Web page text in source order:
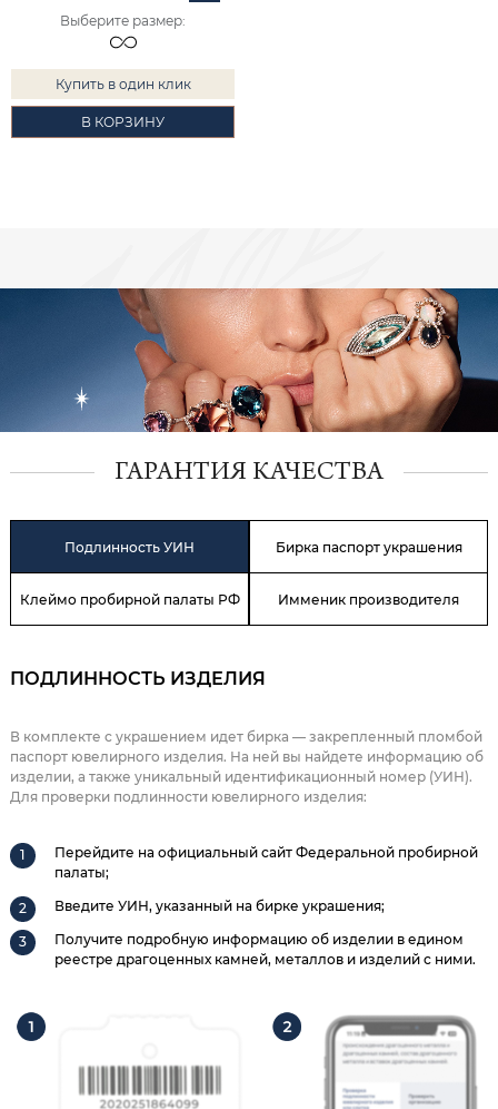
Выберите размер:
Купить в один клик
В КОРЗИНУ
ГАРАНТИЯ КАЧЕСТВА
Подлинность УИН Бирка паспорт украшения
Клеймо пробирной палаты РФ Имменик производителя
ПОДЛИННОСТЬ ИЗДЕЛИЯ
В комплекте с украшением идет бирка — закрепленный пломбой
паспорт ювелирного изделия. На ней вы найдете информацию об
изделии, а также уникальный идентификационный номер (УИН).
Для проверки подлинности ювелирного изделия:
Перейдите на официальный сайт Федеральной пробирной
палаты;
Введите УИН, указанный на бирке украшения;
Получите подробную информацию об изделии в едином
реестре драгоценных камней, металлов и изделий с ними.